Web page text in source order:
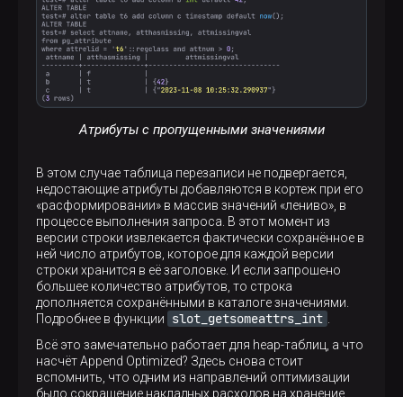
Атрибуты с пропущенными значениями
В этом случае таблица перезаписи не подвергается,
недостающие атрибуты добавляются в кортеж при его
«расформировании» в массив значений «лениво», в
процессе выполнения запроса. В этот момент из
версии строки извлекается фактически сохранённое в
ней число атрибутов, которое для каждой версии
строки хранится в её заголовке. И если запрошено
большее количество атрибутов, то строка
дополняется сохранёнными в каталоге значениями.
Подробнее в функции
slot_getsomeattrs_int .
Всё это замечательно работает для heap-таблиц, а что
насчёт Append Optimized? Здесь снова стоит
вспомнить, что одним из направлений оптимизации
было сокращение накладных расходов на хранение